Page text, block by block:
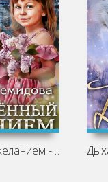
Ослепленный желанием - Лидия Демидова